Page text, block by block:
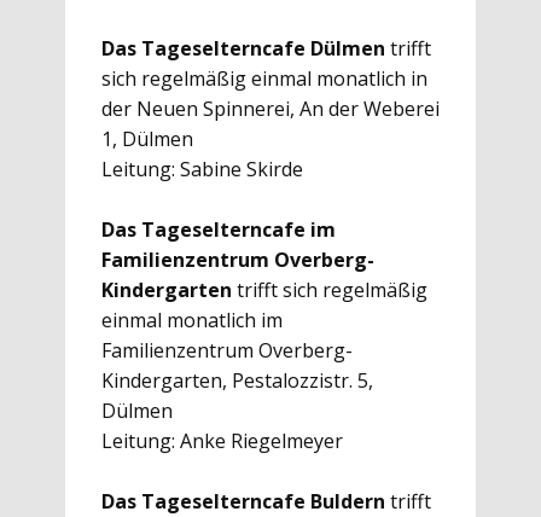
Das Tageselterncafe Dülmen trifft
sich regelmäßig einmal monatlich in
der Neuen Spinnerei, An der Weberei
1, Dülmen
Leitung: Sabine Skirde
Das Tageselterncafe im
Familienzentrum Overberg-
Kindergarten trifft sich regelmäßig
einmal monatlich im
Familienzentrum Overberg-
Kindergarten, Pestalozzistr. 5,
Dülmen
Leitung: Anke Riegelmeyer
Das Tageselterncafe Buldern trifft